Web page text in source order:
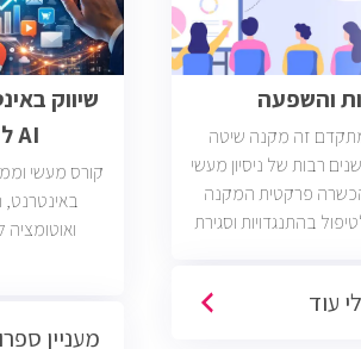
והשפעה
זה מקנה שיטה
רבות של ניסיון מעשי
הכשרה פרקטית המקנה
בהתנגדויות וסגירת
(מכירות טלפוניות,
עוד
שיווק
AI לבעלי עסקים
קורס מעשי
ואוטומציה
מעניין